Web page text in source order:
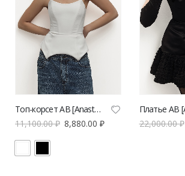
Топ-корсет AB [Anastasiya Burdyugova] | VERESK studio
11,100.00₽ 8,880.00 ₽
22,000.00₽